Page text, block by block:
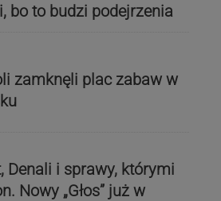
bo to budzi podejrzenia
zamknęli plac zabaw w
Denali i sprawy, którymi
Nowy „Głos” już w